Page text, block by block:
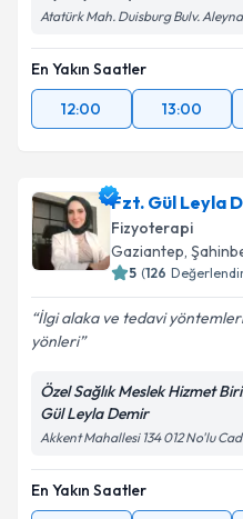
Atatürk Mah. Duisburg Bulv.
En Yakın Saatler
12:00
13:00
Fzt. Gül Leyla
Fizyoterapi
Gaziantep,
5 (126
İlgi alaka ve tedavi
yönleri
Özel Sağlık Meslek Hizmet
Gül Leyla Demir
Akkent Mahallesi 134 012 No'lu
En Yakın Saatler